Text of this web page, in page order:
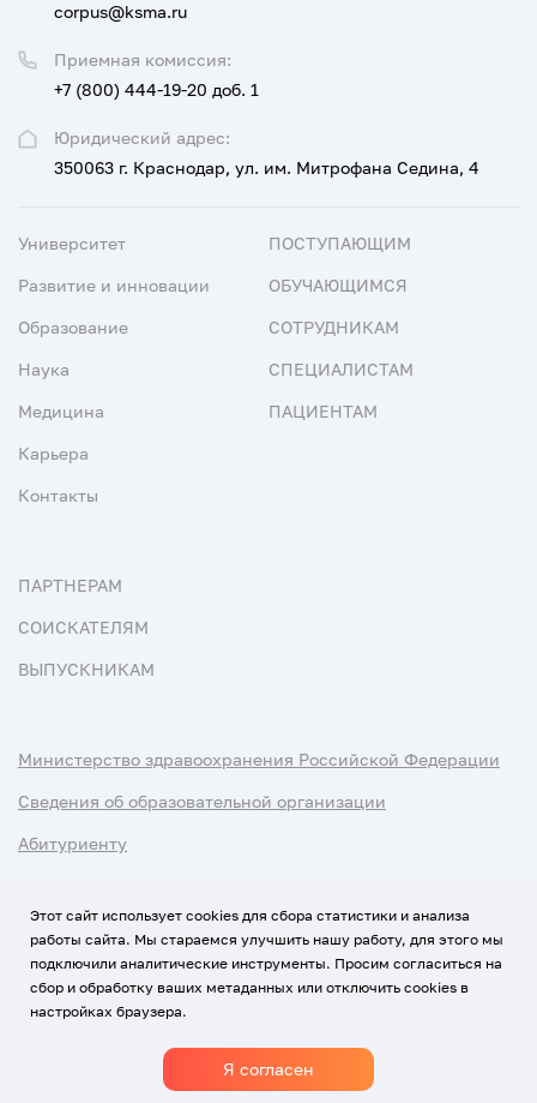
Юридический адрес:
350063 г. Краснодар, ул. им. Митрофана Седина, 4
Приемная комиссия:
+7 (800) 444-19-20 доб. 1
corpus@ksma.ru
Университет
Развитие и инновации
Образование
Наука
Медицина
Карьера
Контакты
ПОСТУПАЮЩИМ
ОБУЧАЮЩИМСЯ
СОТРУДНИКАМ
СПЕЦИАЛИСТАМ
ПАЦИЕНТАМ
ПАРТНЕРАМ
СОИСКАТЕЛЯМ
ВЫПУСКНИКАМ
Министерство здравоохранения Российской Федерации
Сведения об образовательной организации
Абитуриенту
Использование Cookies
Политика обработки персональных данных
© Все права защищены
Этот сайт использует cookies для сбора статистики и анализа
работы сайта. Мы стараемся улучшить нашу работу, для этого мы
подключили аналитические инструменты. Просим согласиться на
сбор и обработку ваших метаданных или отключить cookies в
настройках браузера.
Я согласен